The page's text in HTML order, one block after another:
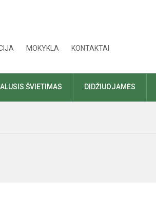
MOKYKLA KONTAKTAI
ŠVIETIMAS DIDŽIUOJAMĖS